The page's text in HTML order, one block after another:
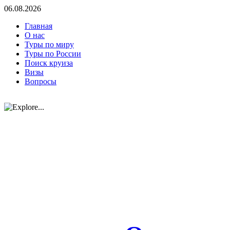
06.08.2026
Главная
О нас
Туры по миру
Туры по России
Поиск круиза
Визы
Вопросы